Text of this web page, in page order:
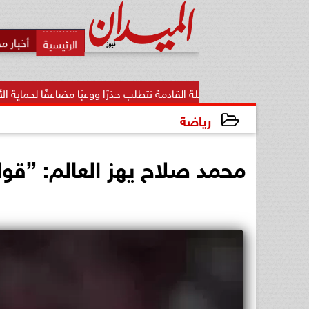
أخبار
المرحلة القادمة تتطلب حذرًا ووعيًا مضاعفًا لحماية الأمن...
رياضة
محمد صلاح يهز العالم: